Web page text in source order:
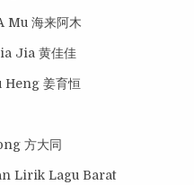
Mu 海来阿木
Jia 黄佳佳
Heng 姜育恒
方大同
Lirik Lagu Barat